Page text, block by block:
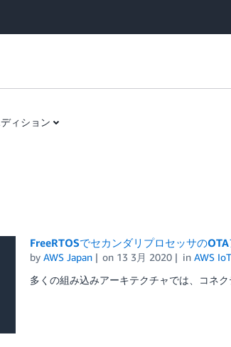
ィション
FreeRTOSでセカンダリプロセッサの
by AWS Japan on 13 3月 2020 inAWS
多くの組み込みアーキテクチャでは、コネ